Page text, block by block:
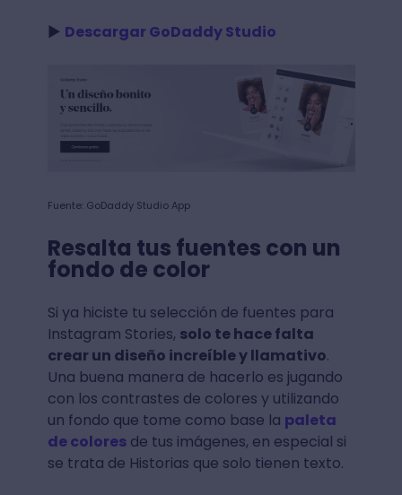
► Descargar GoDaddy Studio
Fuente: GoDaddy Studio App
Resalta tus fuentes con un
fondo de color
Si ya hiciste tu selección de fuentes para
Instagram Stories, solo te hace falta
crear un diseño increíble y llamativo.
Una buena manera de hacerlo es jugando
con los contrastes de colores y utilizando
un fondo que tome como base la paleta
de coloresde tus imágenes, en especial si
se trata de Historias que solo tienen texto.